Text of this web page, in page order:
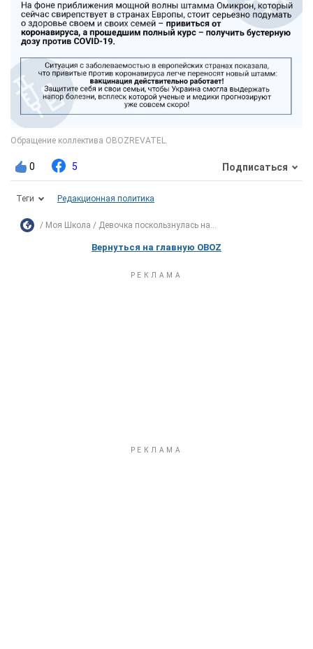
0 5 Подписаться
Теги Редакционная политика
Моя Школа Девочка поскользнулась на...
Вернуться на главную OBOZ